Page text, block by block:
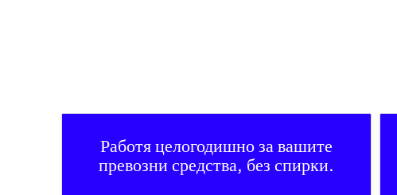
Работя целогодишно за вашите
превозни средства, без спирки.